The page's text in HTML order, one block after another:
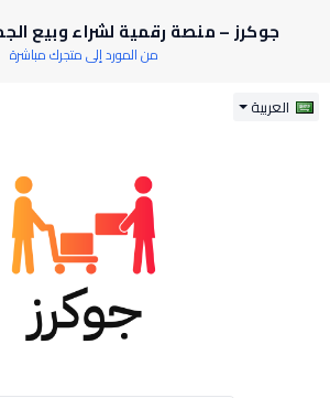
جوكرز – منصة رقمية لشراء وبيع
من المورد إلى متجرك مباشرة
العربية